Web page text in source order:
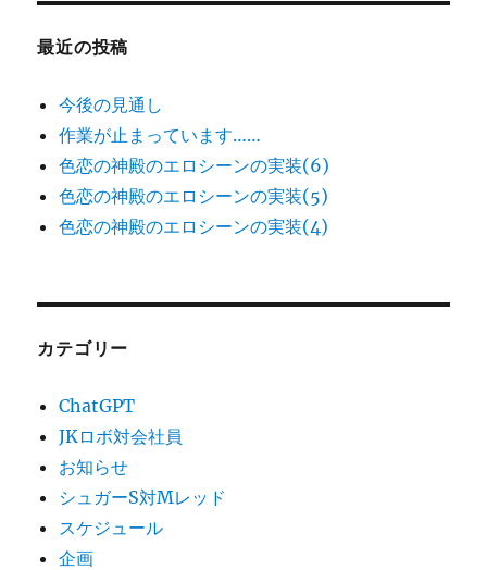
最近の投稿
今後の見通し
作業が止まっています……
色恋の神殿のエロシーンの実装(6)
色恋の神殿のエロシーンの実装(5)
色恋の神殿のエロシーンの実装(4)
カテゴリー
ChatGPT
JKロボ対会社員
お知らせ
シュガーS対Mレッド
スケジュール
企画